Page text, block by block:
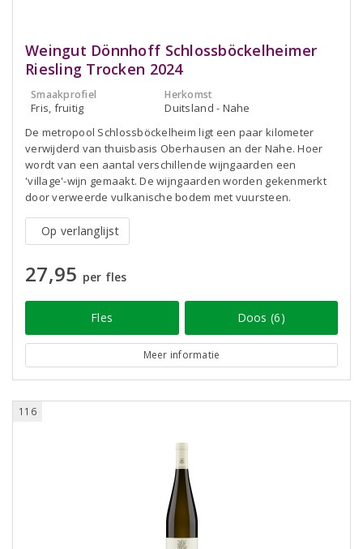
Weingut Dönnhoff Schlossböckelheimer
Riesling Trocken 2024
Smaakprofiel
Fris, fruitig
Herkomst
Duitsland - Nahe
De metropool Schlossböckelheim ligt een paar kilometer
verwijderd van thuisbasis Oberhausen an der Nahe. Hoer
wordt van een aantal verschillende wijngaarden een
'village'-wijn gemaakt. De wijngaarden worden gekenmerkt
door verweerde vulkanische bodem met vuursteen.
Op verlanglijst
27,95 per fles
Fles Doos (6)
Meer informatie
116